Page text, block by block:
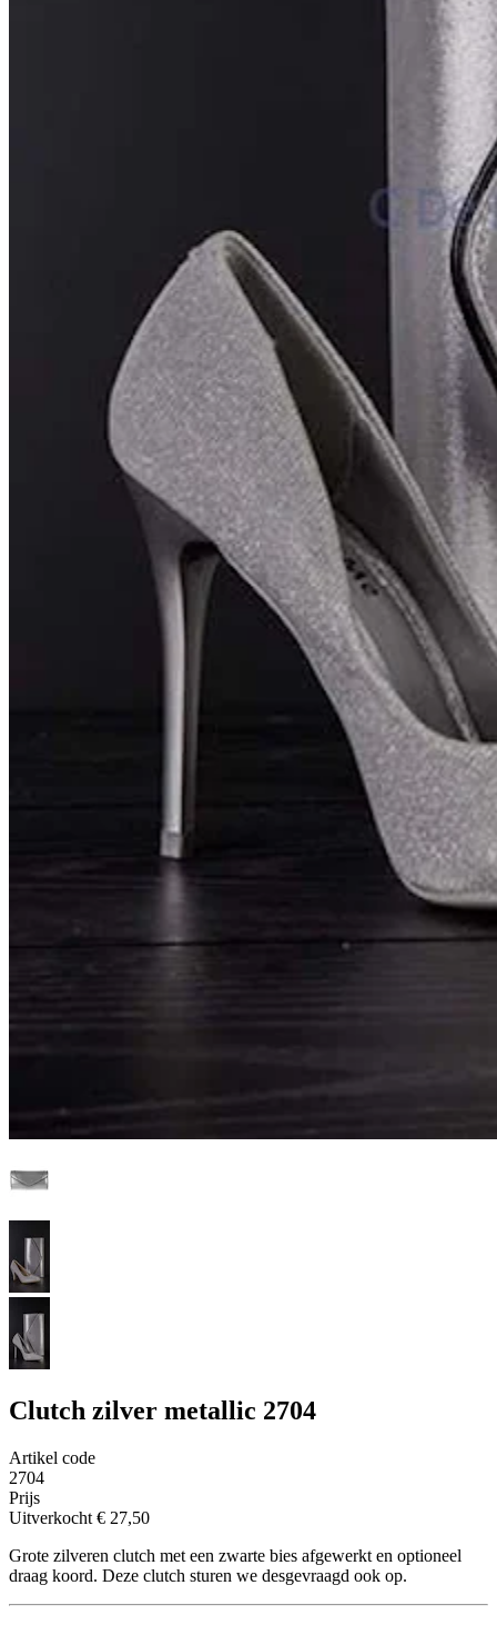
Clutch zilver metallic 2704
Artikel code
2704
Prijs
Uitverkocht € 27,50
Grote zilveren clutch met een zwarte bies afgewerkt en optioneel
draag koord. Deze clutch sturen we desgevraagd ook op.